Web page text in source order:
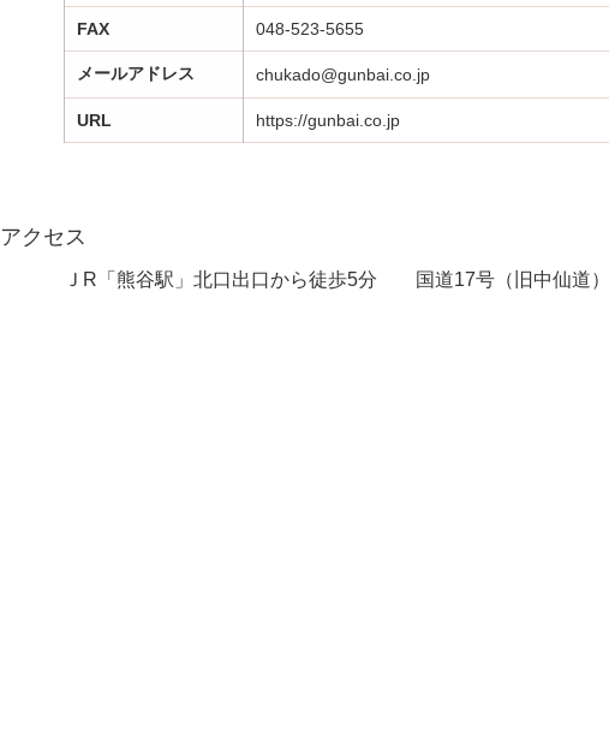
FAX 048-523-5655
メールアドレス chukado@gunbai.co.jp
URL https://gunbai.co.jp
アクセス
ＪR「熊谷駅」北口出口から徒歩5分 国道17号（旧中仙道）